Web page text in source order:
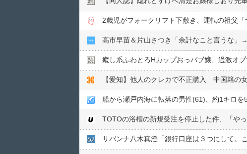
2歳児がフォークリフト下敷き、運転の祖父「
高市早苗＆片山さつき「余計なこと言うな」
癒し系ふわとろHカップおっパブ嬢、過激オ
【愛知】他人のクレカで不正購入 中国籍の
船から瀬戸内海に転落の男性(61)、約1キロを
サバンナ八木真澄「銀行口座は３つにして。